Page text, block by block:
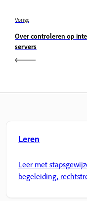
Vorige
Over controleren op
servers
Leren
Leer met
begeleiding,